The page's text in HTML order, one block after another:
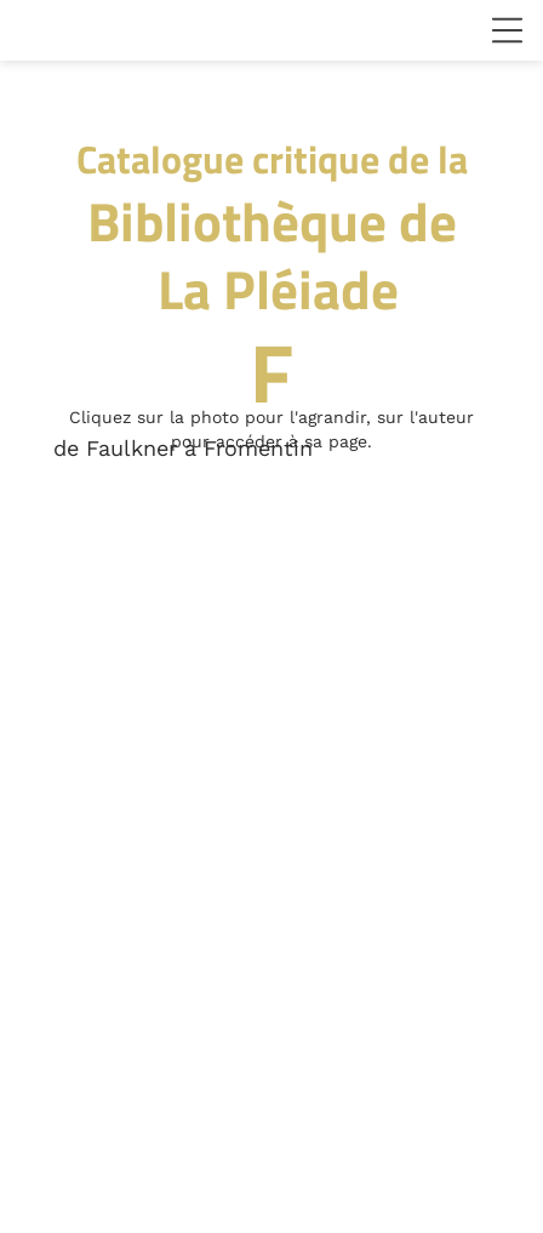
Catalogue critique de la
Bibliothèque de
La Pléiade
F
de Faulkner à Fromentin
Cliquez sur la photo pour l'agrandir, sur l'auteur
pour accéder à sa page.